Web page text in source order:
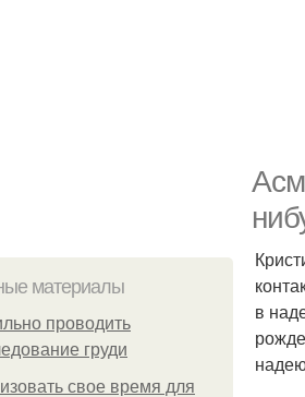
материалы
проводить
груди
свое время для
в